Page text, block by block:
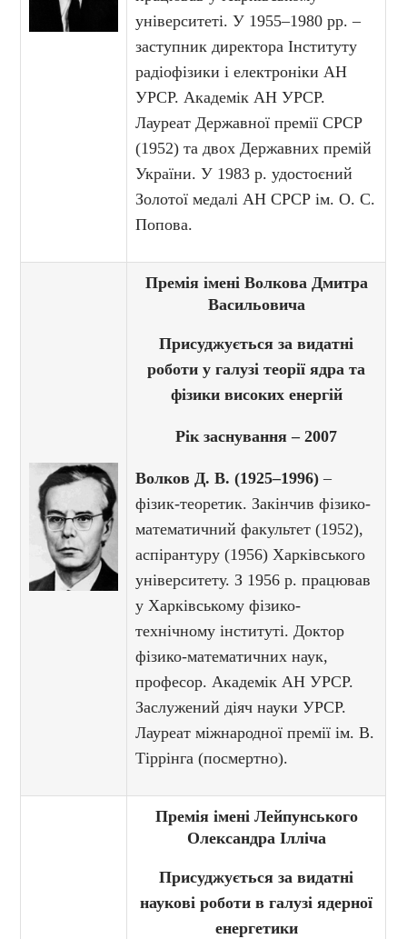
університеті. У 1955–1980 рр. –
заступник директора Інституту
радіофізики і електроніки АН
УРСР. Академік АН УРСР.
Лауреат Державної премії СРСР
(1952) та двох Державних премій
України. У 1983 р. удостоєний
Золотої медалі АН СРСР ім. О. С.
Попова.
Премія імені Волкова Дмитра
Васильовича
Присуджується за видатні
роботи у галузі теорії ядра та
фізики високих енергій
Рік заснування – 2007
Волков Д. В. (1925–1996) –
фізик-теоретик. Закінчив фізико-
математичний факультет (1952),
аспірантуру (1956) Харківського
університету. З 1956 р. працював
у Харківському фізико-
технічному інституті. Доктор
фізико-математичних наук,
професор. Академік АН УРСР.
Заслужений діяч науки УРСР.
Лауреат міжнародної премії ім. В.
Тіррінга (посмертно).
Премія імені Лейпунського
Олександра Ілліча
Присуджується за видатні
наукові роботи в галузі ядерної
енергетики